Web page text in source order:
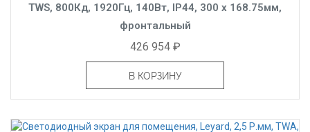
TWS, 800Кд, 1920Гц, 140Вт, IP44, 300 x 168.75мм,
фронтальный
426 954 ₽
В КОРЗИНУ